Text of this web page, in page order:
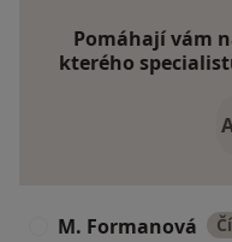
Pomáhají vám
kterého
M. Formanová